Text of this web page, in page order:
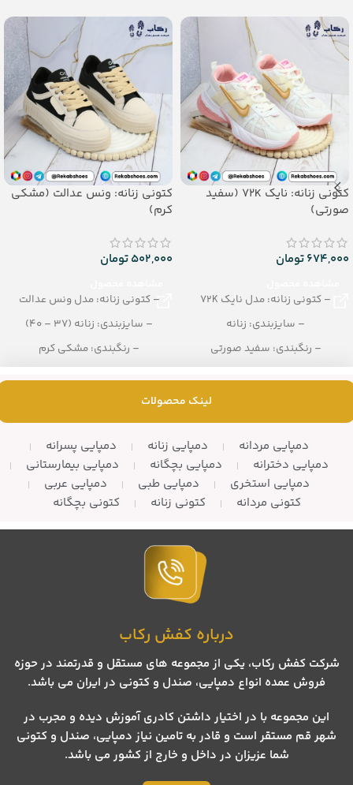
کتونی زنانه: نایک 72K (سفید
صورتی)
674,000تومان
– کتونی زنانه: مدل نایک 72K
– سایزبندی: زنانه
– رنگبندی: سفید صورتی
کتونی زنانه: ونس عدالت (مشکی
کرم)
502,000تومان
– کتونی زنانه: مدل ونس عدالت
– سایزبندی: زنانه (37 – 40)
– رنگبندی: مشکی کرم
لینک محصولات
دمپایی مردانه دمپایی زنانه
دمپایی پسرانه
دمپایی دخترانه
دمپایی بچگانه
دمپایی بیمارستانی
دمپایی استخری
دمپایی طبی
دمپایی عربی
کتونی مردانه
کتونی زنانه کتونی بچگانه
درباره کفش رکاب
شرکت کفش رکاب، یکی از مجموعه های مستقل و قدرتمند در حوزه
فروش عمده انواع دمپایی، صندل و کتونی در ایران می باشد.
این مجموعه با در اختیار داشتن کادری آموزش دیده و مجرب در
شهر قم مستقر است و قادر به تامین نیاز دمپایی، صندل و کتونی
شما عزیزان در داخل و خارج از کشور می باشد.